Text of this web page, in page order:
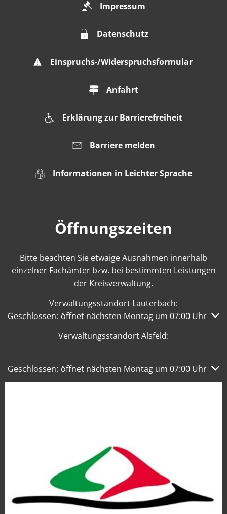
Impressum
Datenschutz
Einspruchs-/Widerspruchsformular
Anfahrt
Erklärung zur Barrierefreiheit
Barriere melden
Informationen in Leichter Sprache
Öffnungszeiten
Bitte beachten Sie etwaige Ausnahmen innerhalb
einzelner Fachämter bzw. bei bestimmten Leistungen
der Kreisverwaltung.
Verwaltungsstandort Lauterbach:
Klicken, um weitere Öffnungs- oder Schließzeiten
Geschlossen: öffnet nächsten Montag um 07:00 Uhr
Verwaltungsstandort Alsfeld:
Klicken, um weitere Öffnungs- oder Schließzeiten
Geschlossen: öffnet nächsten Montag um 07:00 Uhr